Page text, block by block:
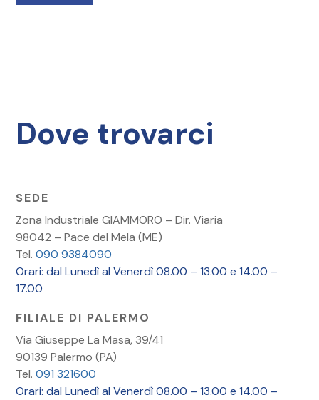
Dove trovarci
SEDE
Zona Industriale GIAMMORO – Dir. Viaria
98042 – Pace del Mela (ME)
Tel.090 9384090
Orari: dal Lunedì al Venerdì 08.00 – 13.00 e 14.00 –
17.00
FILIALE DI PALERMO
Via Giuseppe La Masa, 39/41
90139 Palermo (PA)
Tel.091 321600
Orari: dal Lunedì al Venerdì 08.00 – 13.00 e 14.00 –